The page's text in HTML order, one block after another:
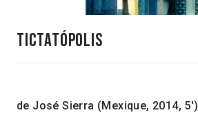
Tictatópolis
de José Sierra (Mexique, 2014, 5′)